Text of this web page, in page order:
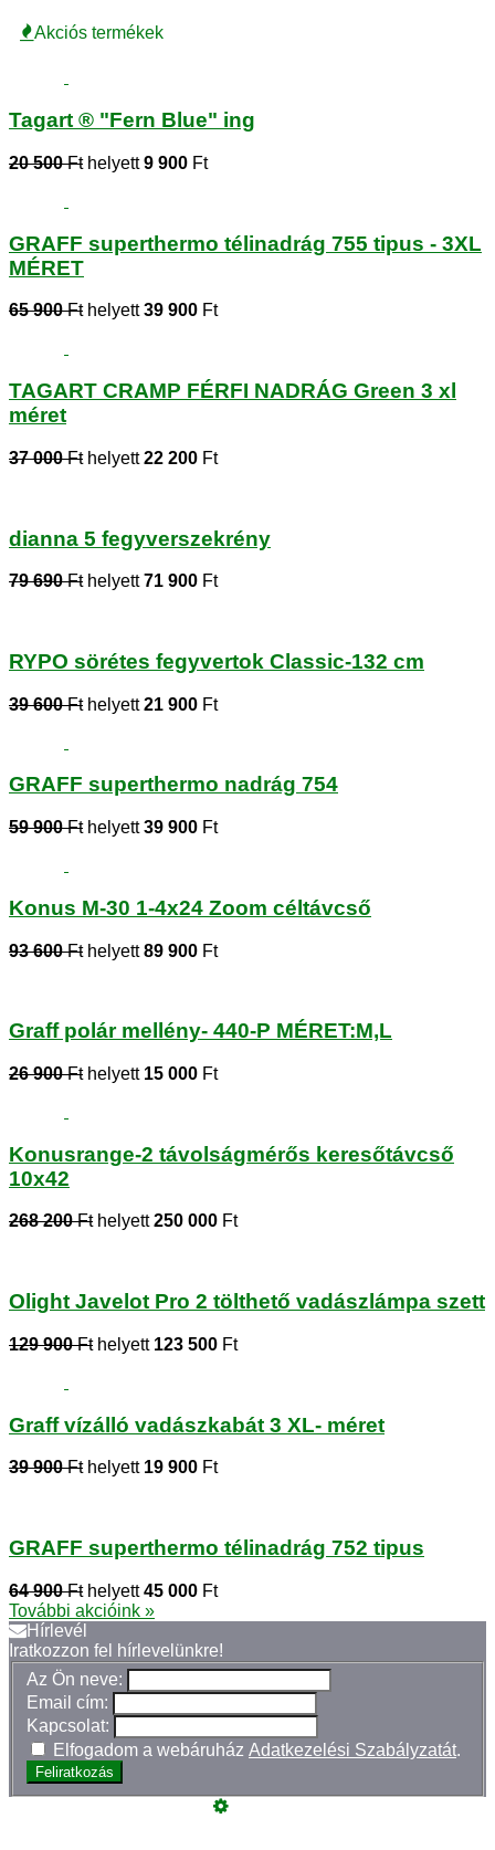
Akciós termékek
Tagart ® "Fern Blue" ing
20 500 Fthelyett9 900 Ft
GRAFF superthermo télinadrág 755 tipus - 3XL
MÉRET
65 900 Fthelyett39 900 Ft
TAGART CRAMP FÉRFI NADRÁG Green 3 xl
méret
37 000 Fthelyett22 200 Ft
dianna 5 fegyverszekrény
79 690 Fthelyett71 900 Ft
RYPO sörétes fegyvertok Classic-132 cm
39 600 Fthelyett21 900 Ft
GRAFF superthermo nadrág 754
59 900 Fthelyett39 900 Ft
Konus M-30 1-4x24 Zoom céltávcső
93 600 Fthelyett89 900 Ft
Graff polár mellény- 440-P MÉRET:M,L
26 900 Fthelyett 15 000 Ft
Konusrange-2 távolságmérős keresőtávcső
10x42
268 200 Fthelyett250 000 Ft
Olight Javelot Pro 2 tölthető vadászlámpa szett
129 900 Fthelyett 123 500 Ft
Graff vízálló vadászkabát 3 XL- méret
39 900 Fthelyett 19 900 Ft
GRAFF superthermo télinadrág 752 tipus
64 900 Fthelyett45 000 Ft
További akcióink »
Hírlevél
Iratkozzon fel hírlevelünkre!
Az Ön neve:
Email cím:
Kapcsolat:
Elfogadom a webáruház Adatkezelési Szabályzatát.
Feliratkozás